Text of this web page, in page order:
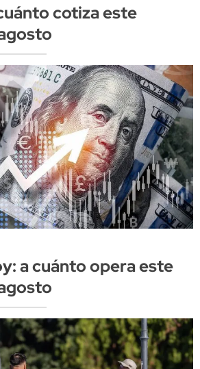
cotiza este
a cuánto opera este